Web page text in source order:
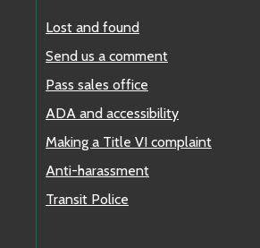
Lost and found
Send us a comment
Pass sales office
ADA and accessibility
Making a Title VI complaint
Anti-harassment
Transit Police